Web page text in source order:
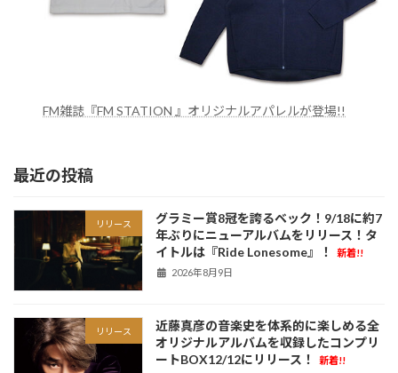
FM雑誌『FM STATION 』オリジナルアパレルが登場!!
最近の投稿
リリース
グラミー賞8冠を誇るベック！9/18に約7
年ぶりにニューアルバムをリリース！タ
イトルは『Ride Lonesome』！
新着!!
2026年8月9日
リリース
近藤真彦の音楽史を体系的に楽しめる全
オリジナルアルバムを収録したコンプリ
ートBOX12/12にリリース！
新着!!